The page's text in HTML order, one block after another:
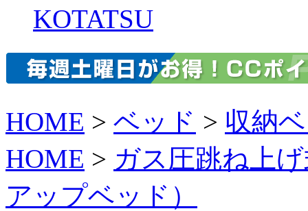
KOTATSU
HOME > ベッド > 収納
HOME > ガス圧跳ね上
アップベッド）